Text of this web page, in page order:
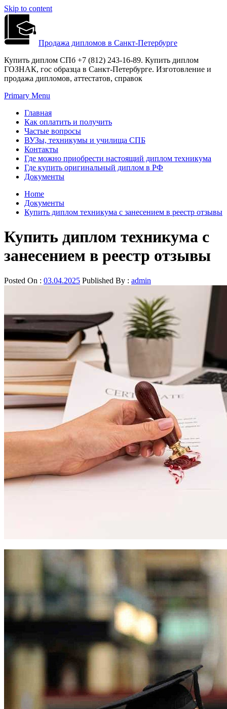
Skip to content
Продажа дипломов в Санкт-Петербурге
Купить диплом СПб +7 (812) 243-16-89. Купить диплом
ГОЗНАК, гос образца в Санкт-Петербурге. Изготовление и
продажа дипломов, аттестатов, справок
Primary Menu
Главная
Как оплатить и получить
Частые вопросы
ВУЗы, техникумы и училища СПБ
Контакты
Где можно приобрести настоящий диплом техникума
Где купить оригинальный диплом в РФ
Документы
Home
Документы
Купить диплом техникума с занесением в реестр отзывы
Купить диплом техникума с
занесением в реестр отзывы
Posted On : 03.04.2025 Published By : admin